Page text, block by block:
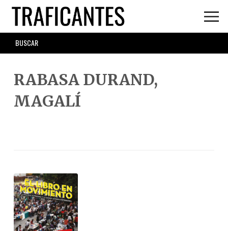
Skip
main
content
SEARCH
FORM
RABASA DURAND,
MAGALÍ